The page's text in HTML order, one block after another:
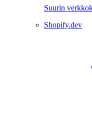
Suurin
Shopify.dev